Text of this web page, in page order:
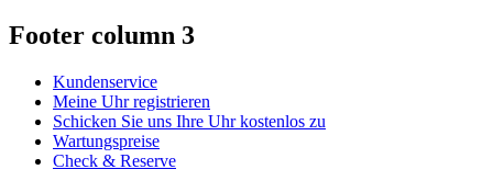
Footer column 3
Kundenservice
Meine Uhr registrieren
Schicken Sie uns Ihre Uhr kostenlos zu
Wartungspreise
Check & Reserve